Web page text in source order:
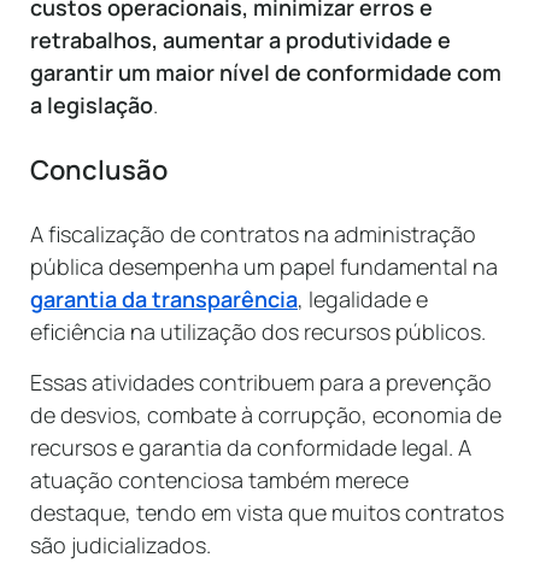
custos operacionais, minimizar erros e
retrabalhos, aumentar a produtividade e
garantir um maior nível de conformidade com
a legislação.
Conclusão
A fiscalização de contratos na administração
pública desempenha um papel fundamental na
garantia da transparência, legalidade e
eficiência na utilização dos recursos públicos.
Essas atividades contribuem para a prevenção
de desvios, combate à corrupção, economia de
recursos e garantia da conformidade legal. A
atuação contenciosa também merece
destaque, tendo em vista que muitos contratos
são judicializados.